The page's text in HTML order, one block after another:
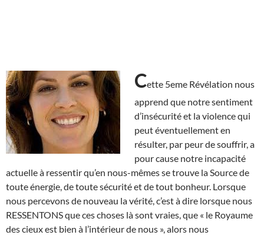
Cette 5eme Révélation nous
apprend que notre sentiment
d’insécurité et la violence qui
peut éventuellement en
résulter, par peur de souffrir, a
pour cause notre incapacité
actuelle à ressentir qu’en nous-mêmes se trouve la Source de
toute énergie, de toute sécurité et de tout bonheur. Lorsque
nous percevons de nouveau la vérité, c’est à dire lorsque nous
RESSENTONS que ces choses là sont vraies, que « le Royaume
des cieux est bien à l’intérieur de nous », alors nous